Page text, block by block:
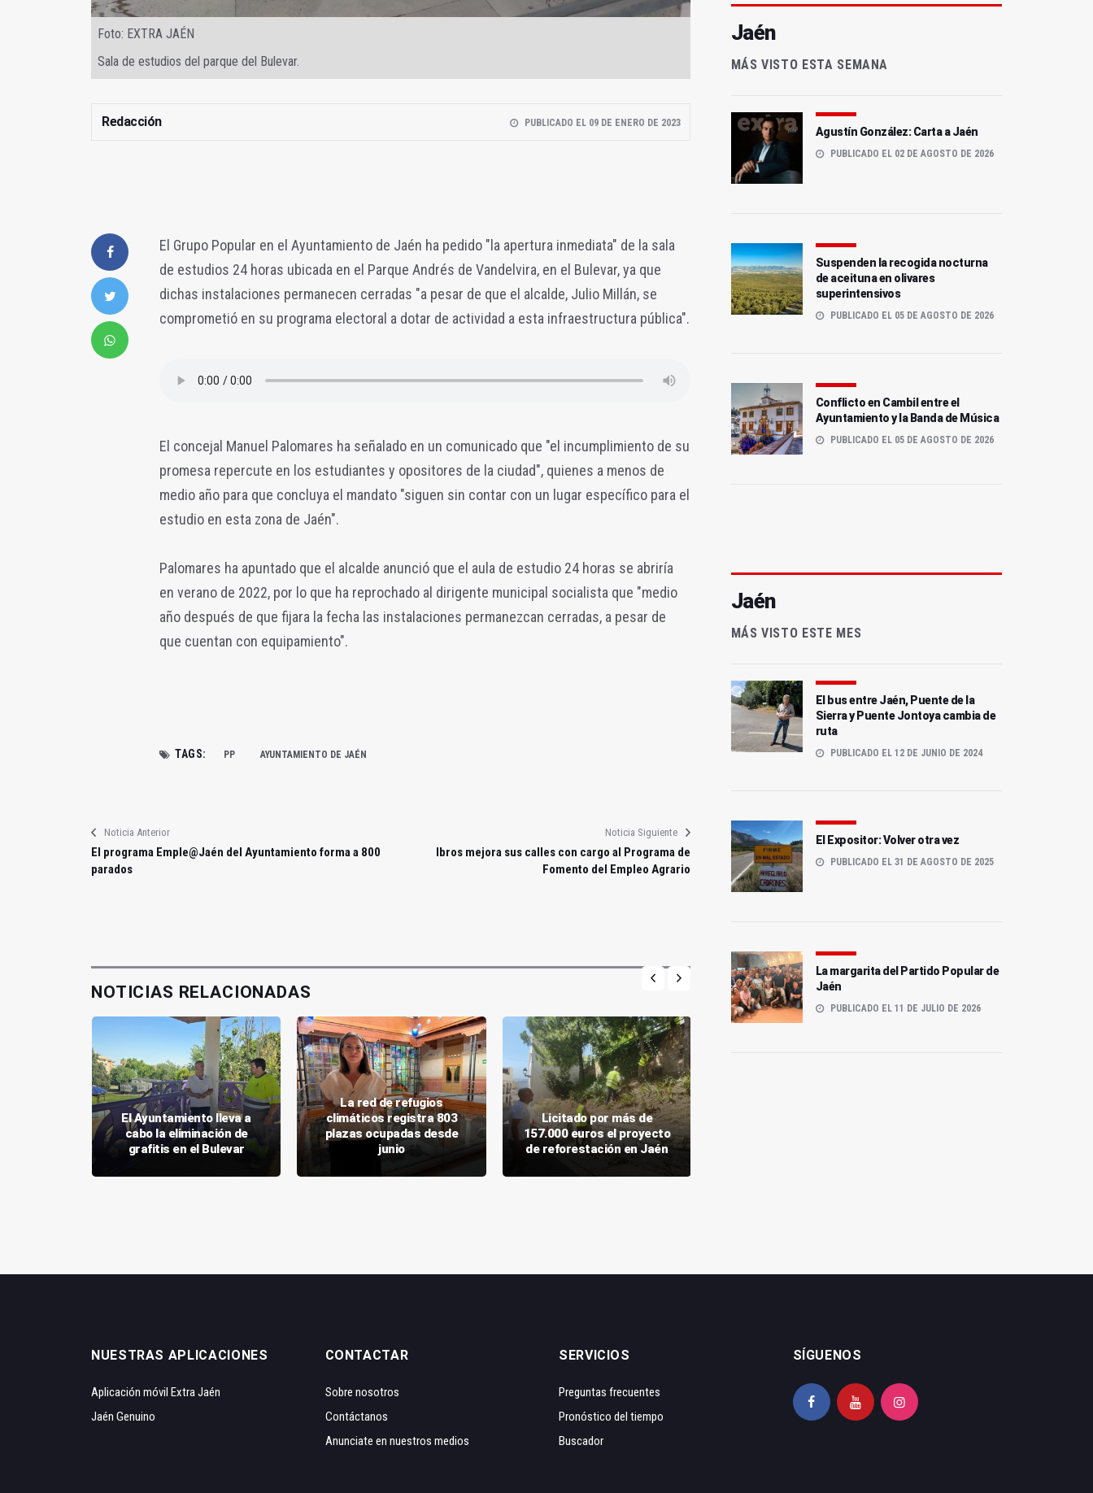
Foto: EXTRA JAÉN
Sala de estudios del parque del Bulevar.
Redacción PUBLICADO EL 09 DE ENERO DE 2023
El Grupo Popular en el Ayuntamiento de Jaén ha pedido "la apertura inmediata" de la sala
de estudios 24 horas ubicada en el Parque Andrés de Vandelvira, en el Bulevar, ya que
dichas instalaciones permanecen cerradas "a pesar de que el alcalde, Julio Millán, se
comprometió en su programa electoral a dotar de actividad a esta infraestructura pública".
El concejal Manuel Palomares ha señalado en un comunicado que "el incumplimiento de su
promesa repercute en los estudiantes y opositores de la ciudad", quienes a menos de
medio año para que concluya el mandato "siguen sin contar con un lugar específico para el
estudio en esta zona de Jaén".
Palomares ha apuntado que el alcalde anunció que el aula de estudio 24 horas se abriría
en verano de 2022, por lo que ha reprochado al dirigente municipal socialista que "medio
año después de que fijara la fecha las instalaciones permanezcan cerradas, a pesar de
que cuentan con equipamiento".
TAGS: PP AYUNTAMIENTO DE JAÉN
Noticia Anterior
El programa Emple@Jaén del Ayuntamiento forma a 800
parados
Noticia Siguiente
Ibros mejora sus calles con cargo al Programa de
Fomento del Empleo Agrario
NOTICIAS RELACIONADAS
El Ayuntamiento lleva a
cabo la eliminación de
grafitis en el Bulevar
La red de refugios
climáticos registra 803
plazas ocupadas desde
junio
Licitado por más de
157.000 euros el proyecto
de reforestación en Jaén
Jaén
MÁS VISTO ESTA SEMANA
Agustín González: Carta a Jaén
PUBLICADO EL 02 DE AGOSTO DE 2026
Suspenden la recogida nocturna
de aceituna en olivares
superintensivos
PUBLICADO EL 05 DE AGOSTO DE 2026
Conflicto en Cambil entre el
Ayuntamiento y la Banda de Música
PUBLICADO EL 05 DE AGOSTO DE 2026
Jaén
MÁS VISTO ESTE MES
El bus entre Jaén, Puente de la
Sierra y Puente Jontoya cambia de
ruta
PUBLICADO EL 12 DE JUNIO DE 2024
El Expositor: Volver otra vez
PUBLICADO EL 31 DE AGOSTO DE 2025
La margarita del Partido Popular de
Jaén
PUBLICADO EL 11 DE JULIO DE 2026
NUESTRAS APLICACIONES
Aplicación móvil Extra Jaén
Jaén Genuino
CONTACTAR
Sobre nosotros
Contáctanos
Anunciate en nuestros medios
SERVICIOS
Preguntas frecuentes
Pronóstico del tiempo
Buscador
SÍGUENOS